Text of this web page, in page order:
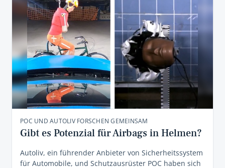
POC UND AUTOLIV FORSCHEN GEMEINSAM
Gibt es Potenzial für Airbags in Helmen?
Autoliv, ein führender Anbieter von Sicherheitssystem
für Automobile, und Schutzausrüster POC haben sich